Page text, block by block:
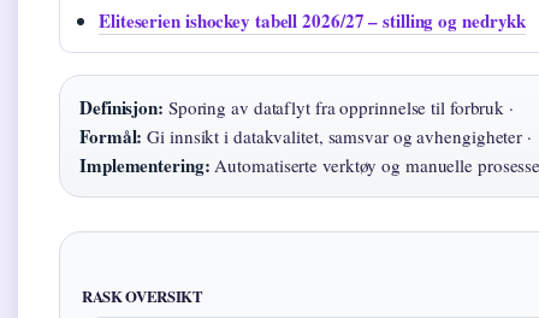
Eliteserien ishockey tabell 2026/27 – stilling og nedrykk
Definisjon: Sporing av dataflyt fra opprinnelse til forbruk ·
Formål: Gi innsikt i datakvalitet, samsvar og avhengigheter ·
Implementering: Automatiserte verktøy og manuelle
RASK OVERSIKT